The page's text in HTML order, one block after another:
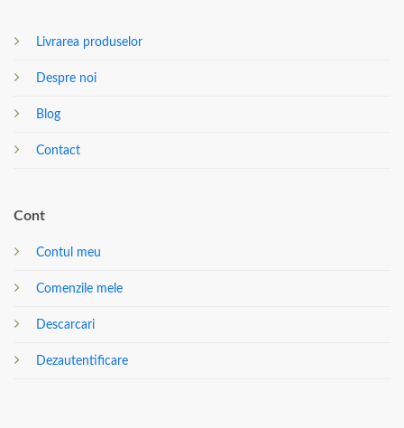
Livrarea produselor
Despre noi
Blog
Contact
Cont
Contul meu
Comenzile mele
Descarcari
Dezautentificare